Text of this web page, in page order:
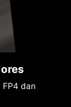
FP4 dan